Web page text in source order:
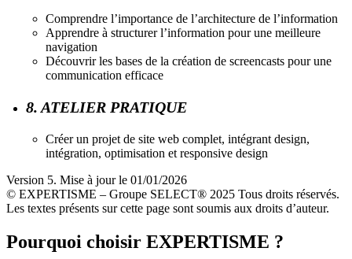
Comprendre l’importance de l’architecture de l’information
Apprendre à structurer l’information pour une meilleure
navigation
Découvrir les bases de la création de screencasts pour une
communication efficace
8. ATELIER PRATIQUE
Créer un projet de site web complet, intégrant design,
intégration, optimisation et responsive design
Version 5. Mise à jour le 01/01/2026
© EXPERTISME – Groupe SELECT® 2025 Tous droits réservés.
Les textes présents sur cette page sont soumis aux droits d’auteur.
Pourquoi choisir EXPERTISME ?